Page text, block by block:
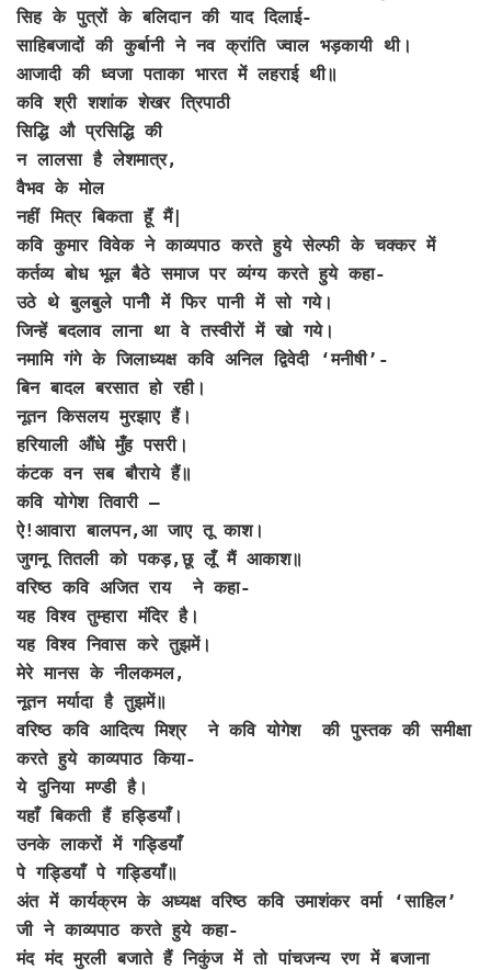
सिह के पुत्रों के बलिदान की याद दिलाई-
साहिबजादों की कुर्बानी ने नव क्रांति ज्वाल भड़कायी थी।
आजादी की ध्वजा पताका भारत में लहराई थी॥
कवि श्री शशांक शेखर त्रिपाठी
सिद्धि औ प्रसिद्धि की
न लालसा है लेशमात्र,
वैभव के मोल
नहीं मित्र बिकता हूॅं मैं|
कवि कुमार विवेक ने काव्यपाठ करते हुये सेल्फी के चक्कर में
कर्तव्य बोध भूल बैठे समाज पर व्यंग्य करते हुये कहा-
उठे थे बुलबुले पानीे में फिर पानी में सो गये।
जिन्हें बदलाव लाना था वे तस्वीरों में खो गये।
नमामि गंगे के जिलाध्यक्ष कवि अनिल द्विवेदी ‘मनीषी’-
बिन बादल बरसात हो रही।
नूतन किसलय मुरझाए हैं।
हरियाली औंधे मुँह पसरी।
कंटक वन सब बौराये हैं॥
कवि योगेश तिवारी –
ऐ!आवारा बालपन,आ जाए तू काश।
जुगनू तितली को पकड़,छू लूँ मैं आकाश॥
वरिष्ठ कवि अजित राय ने कहा-
यह विश्व तुम्हारा मंदिर है।
यह विश्व निवास करे तुझमें।
मेरे मानस के नीलकमल,
नूतन मर्यादा है तुझमें॥
वरिष्ठ कवि आदित्य मिश्र ने कवि योगेश की पुस्तक की समीक्षा
करते हुये काव्यपाठ किया-
ये दुनिया मण्डी है।
यहाँ बिकती हैं हड्डियाँ।
उनके लाकरों में गड्डियाँ
पे गड्डियाँ पे गड्डियाँ॥
अंत में कार्यक्रम के अध्यक्ष वरिष्ठ कवि उमाशंकर वर्मा ‘साहिल’
जी ने काव्यपाठ करते हुये कहा-
मंद मंद मुरली बजाते हैं निकुंज में तो पांचजन्य रण में बजाना